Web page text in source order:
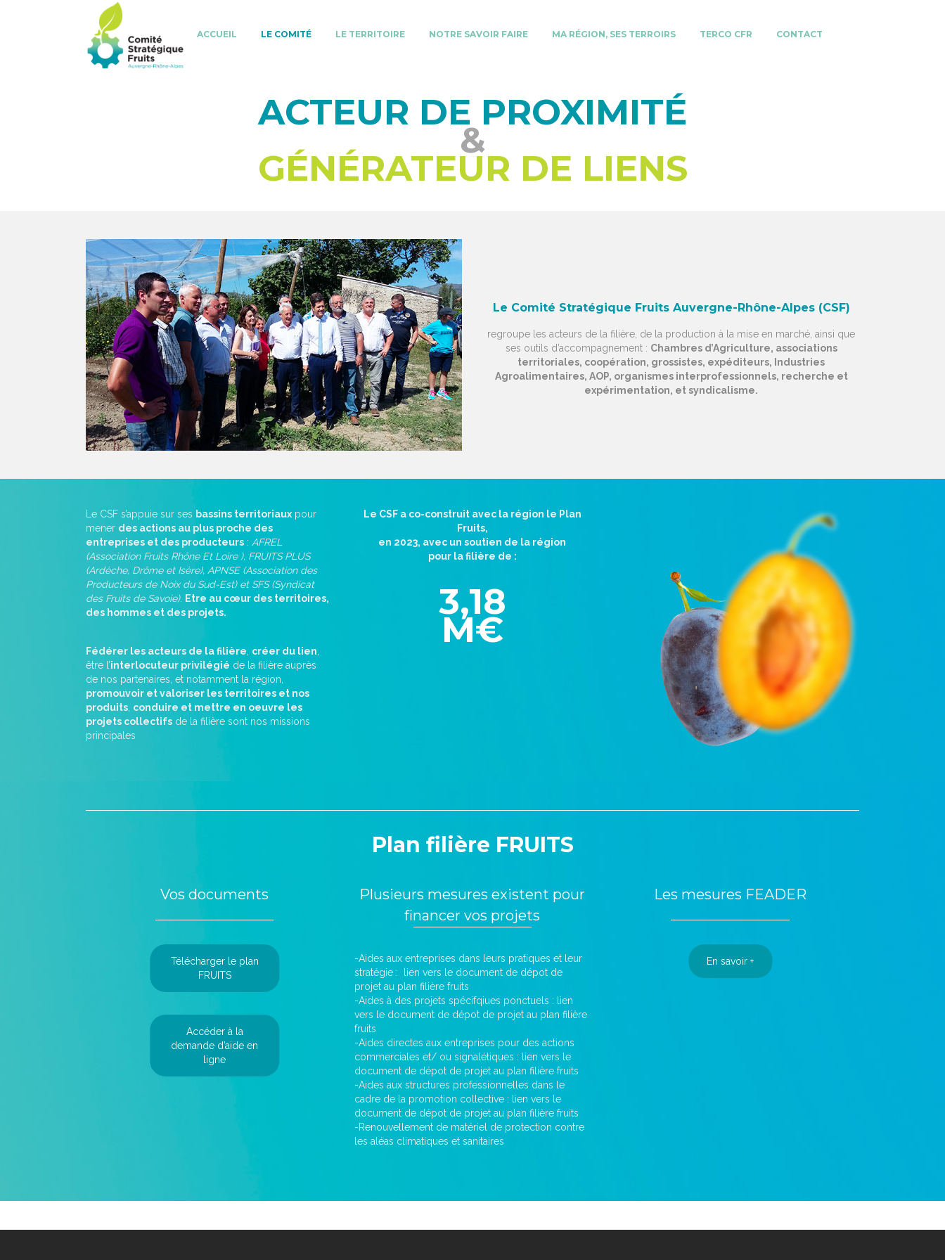
ACCUEIL LE COMITÉ LE TERRITOIRE NOTRE SAVOIR FAIRE MA RÉGION, SES TERROIRS TERCO CFR CONTACT
ACTEUR DE PROXIMITÉ
&
GÉNÉRATEUR DE LIENS
Le Comité Stratégique Fruits Auvergne-Rhône-Alpes (CSF)
regroupe les acteurs de la filière, de la production à la mise en marché, ainsi que
ses outils d’accompagnement : Chambres d’Agriculture, associations
territoriales, coopération, grossistes, expéditeurs, Industries
Agroalimentaires, AOP, organismes interprofessionnels, recherche et
expérimentation, et syndicalisme.
Le CSF s’appuie sur ses bassins territoriaux pour
mener des actions au plus proche des
entreprises et des producteurs : AFREL
(Association Fruits Rhône Et Loire ), FRUITS PLUS
(Ardèche, Drôme et Isère), APNSE (Association des
Producteurs de Noix du Sud-Est) et SFS (Syndicat
des Fruits de Savoie). Etre au cœur des territoires,
des hommes et des projets.
Fédérer les acteurs de la filière créer du lien
être l’interlocuteur privilégié de la filière auprès
de nos partenaires, et notamment la région,
promouvoir et valoriser les territoires et nos
produits conduire et mettre en oeuvre les
projets collectifs de la filière sont nos missions
principales
Le CSF a co-construit avec la région le Plan
Fruits,
en 2023, avec un soutien de la région
pour la filière de :
3,18
M€
Plan filière FRUITS
Vos documents
Télécharger le plan
FRUITS
Accéder à la
demande d’aide en
ligne
Plusieurs mesures existent pour
financer vos projets
-Aides aux entreprises dans leurs pratiques et leur
stratégie : lien vers le document de dépot de
projet au plan filière fruits
-Aides à des projets spécifqiues ponctuels : lien
vers le document de dépot de projet au plan filière
fruits
-Aides directes aux entreprises pour des actions
commerciales et/ ou signalétiques : lien vers le
document de dépot de projet au plan filière fruits
-Aides aux structures professionnelles dans le
cadre de la promotion collective : lien vers le
document de dépot de projet au plan filière fruits
-Renouvellement de matériel de protection contre
les aléas climatiques et sanitaires
Les mesures FEADER
En savoir +